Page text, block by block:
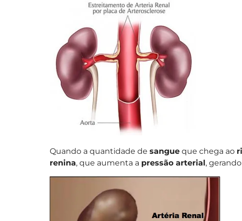
Quando a quantidade de sangue que chega ao
renina, que aumenta a pressão arterial, gerando